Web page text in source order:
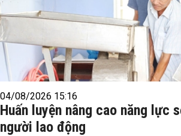
04/08/2026 15:16
Huấn luyện nâng cao năng lực
người lao động